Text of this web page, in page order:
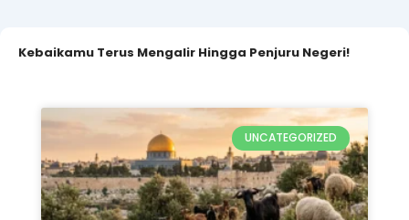
Kebaikamu Terus Mengalir Hingga Penjuru Negeri!
UNCATEGORIZED